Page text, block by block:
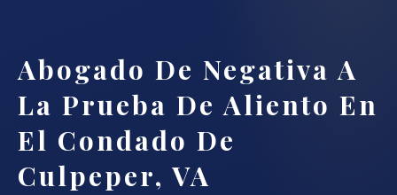
Abogado De Negativa A
La Prueba De Aliento En
El Condado De
Culpeper, VA